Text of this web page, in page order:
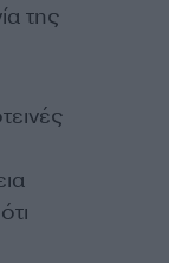
της